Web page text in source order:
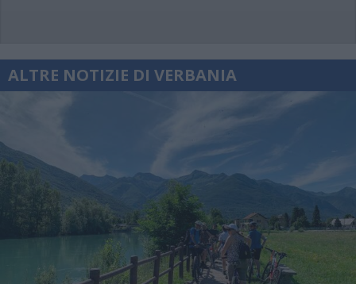
ALTRE NOTIZIE DI VERBANIA